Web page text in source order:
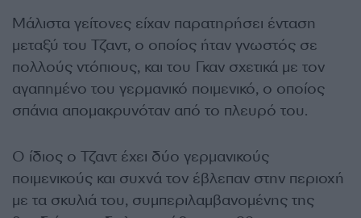
Μάλιστα γείτονες είχαν παρατηρήσει ένταση
μεταξύ του Τζαντ, ο οποίος ήταν γνωστός σε
πολλούς ντόπιους, και του Γκαν σχετικά με τον
αγαπημένο του γερμανικό ποιμενικό, ο οποίος
σπάνια απομακρυνόταν από το πλευρό του.
Ο ίδιος ο Τζαντ έχει δύο γερμανικούς
ποιμενικούς και συχνά τον έβλεπαν στην περιοχή
με τα σκυλιά του, συμπεριλαμβανομένης της